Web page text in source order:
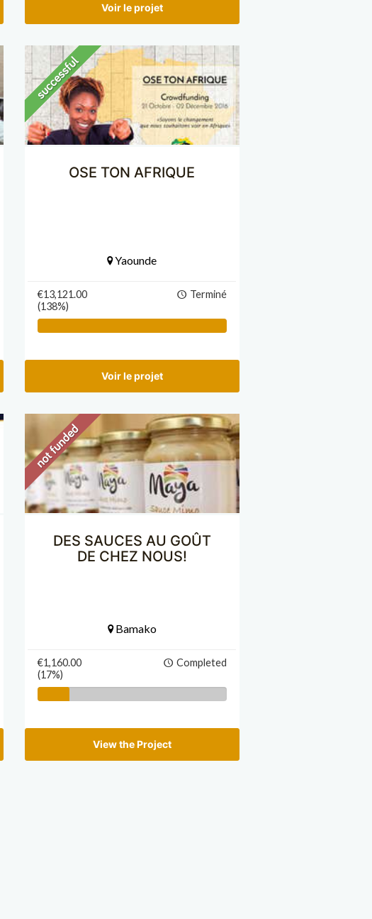
Voir le projet
OSE TON AFRIQUE
Yaounde
€13,121.00
(138%)
Terminé
Voir le projet
DES SAUCES AU GOÛT
DE CHEZ NOUS!
Bamako
€1,160.00
(17%)
Completed
View the Project